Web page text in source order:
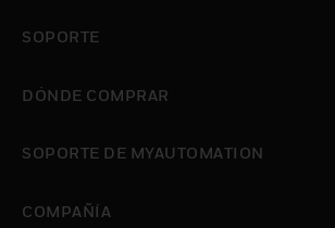
SOPORTE
DÓNDE COMPRAR
SOPORTE DE MYAUTOMATION
COMPAÑÍA